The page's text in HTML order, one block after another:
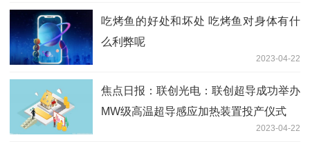
吃烤鱼的好处和坏处 吃烤鱼对身体有什
么利弊呢
2023-04-22
焦点日报：联创光电：联创超导成功举办
MW级高温超导感应加热装置投产仪式
2023-04-22